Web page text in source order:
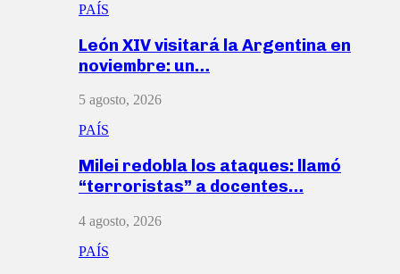
PAÍS
León XIV visitará la Argentina en
noviembre: un…
5 agosto, 2026
PAÍS
Milei redobla los ataques: llamó
“terroristas” a docentes…
4 agosto, 2026
PAÍS